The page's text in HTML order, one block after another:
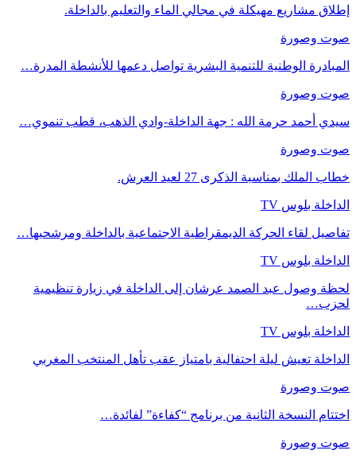
إطلاق مشاريع مهيكلة في مجالي الماء والتعليم بالداخلة.
صوت وصورة
المبادرة الوطنية للتنمية البشرية تواصل دعمها للأنشطة المدرة…
صوت وصورة
سيدي أحمد حرمة الله : جهة الداخلة-وادي الذهب، قطب تنموي…
صوت وصورة
خطاب الملك بمناسبة الذكرى 27 لعيد العرش.
الداخلة بلوس TV
تفاصيل لقاء الحركة الديمقراطية الاجتماعية بالداخلة ومرشحيها…
الداخلة بلوس TV
لحظة وصول عبد الصمد عرشان إلى الداخلة في زيارة تنظيمية
لحزب…
الداخلة بلوس TV
الداخلة تعيش ليلة احتفالية بامتياز عقب تأهل المنتخب المغربي
صوت وصورة
اختتام النسخة الثانية من برنامج “كفاءة” لفائدة…
صوت وصورة